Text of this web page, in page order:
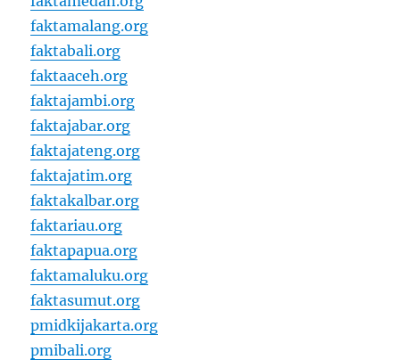
faktamalang.org
faktabali.org
faktaaceh.org
faktajambi.org
faktajabar.org
faktajateng.org
faktajatim.org
faktakalbar.org
faktariau.org
faktapapua.org
faktamaluku.org
faktasumut.org
pmidkijakarta.org
pmibali.org